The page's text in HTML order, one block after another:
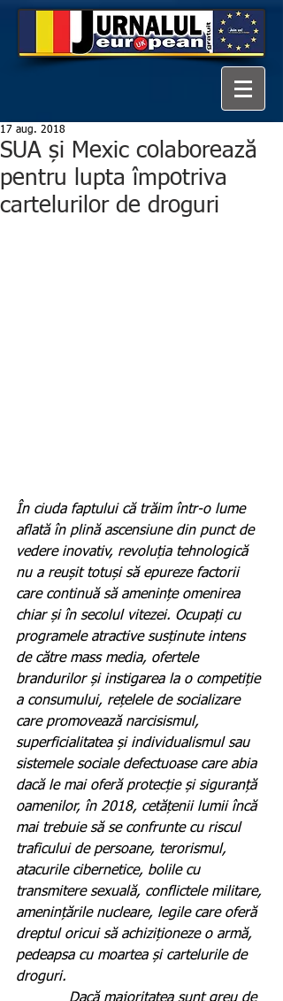
SUA și Mexic colaborează
pentru lupta împotriva
cartelurilor de droguri
17 aug. 2018
În ciuda faptului că trăim într-o lume
aflată în plină ascensiune din punct de
vedere inovativ, revoluția tehnologică
nu a reușit totuși să epureze factorii
care continuă să amenințe omenirea
chiar și în secolul vitezei. Ocupați cu
programele atractive susținute intens
de către mass media, ofertele
brandurilor și instigarea la o competiție
a consumului, rețelele de socializare
care promovează narcisismul,
superficialitatea și individualismul sau
sistemele sociale defectuoase care abia
dacă le mai oferă protecție și siguranță
oamenilor, în 2018, cetățenii lumii încă
mai trebuie să se confrunte cu riscul
traficului de persoane, terorismul,
atacurile cibernetice, bolile cu
transmitere sexuală, conflictele militare,
amenințările nucleare, legile care oferă
dreptul oricui să achiziționeze o armă,
pedeapsa cu moartea și cartelurile de
droguri.